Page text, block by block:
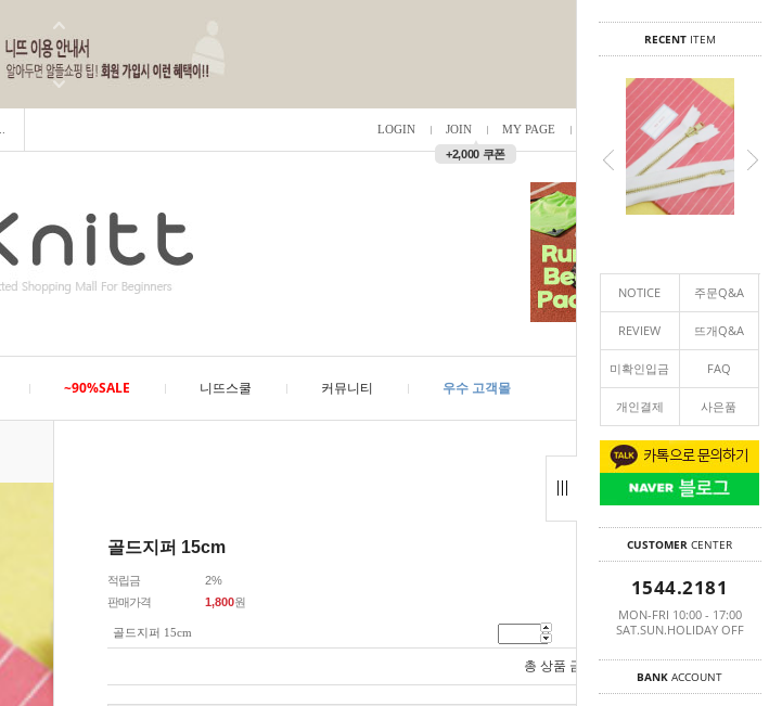
RECENTITEM
NOTICE 주문Q&A
REVIEW 뜨개Q&A
미확인입금 FAQ
개인결제 사은품
CUSTOMER CENTER
1544.2181
MON-FRI 10:00 - 17:00
SAT.SUN.HOLIDAY OFF
BANK ACCOUNT
LOGIN JOIN
▲
+2,000 쿠폰
MY PAGE / 0
~90%SALE 니뜨스쿨 커뮤니티 우수 고객몰
골드지퍼 15cm
적립금
2%
판매가격
1,800원
골드지퍼 15cm 원
총 상품 금액